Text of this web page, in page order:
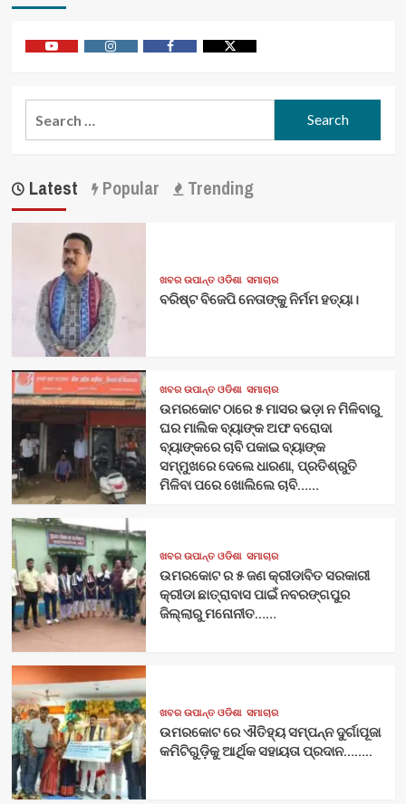
Latest Popular Trending
ଖବର ଉପାନ୍ତ ଓଡିଶା ସମାଚାର
ବରିଷ୍ଟ ବିଜେପି ନେତାଙ୍କୁ ନିର୍ମମ ହତ୍ୟା।
ଖବର ଉପାନ୍ତ ଓଡିଶା ସମାଚାର
ଉମରକୋଟ ଠାରେ ୫ ମାସର ଭଡ଼ା ନ ମିଳିବାରୁ
ଘର ମାଲିକ ବ୍ୟାଙ୍କ ଅଫ ବରୋଦା
ବ୍ୟାଙ୍କରେ ଚାବି ପକାଇ ବ୍ୟାଙ୍କ
ସମ୍ମୁଖରେ ଦେଲେ ଧାରଣା, ପ୍ରତିଶ୍ରୁତି
ମିଳିବା ପରେ ଖୋଲିଲେ ଚାବି……
ଖବର ଉପାନ୍ତ ଓଡିଶା ସମାଚାର
ଉମରକୋଟ ର ୫ ଜଣ କ୍ରୀଡାବିତ ସରକାରୀ
କ୍ରୀଡା ଛାତ୍ରାବାସ ପାଇଁ ନବରଙ୍ଗପୁର
ଜିଲ୍ଲାରୁ ମନୋନୀତ……
ଖବର ଉପାନ୍ତ ଓଡିଶା ସମାଚାର
ଉମରକୋଟ ରେ ଐତିହ୍ୟ ସମ୍ପନ୍ନ ଦୁର୍ଗାପୂଜା
କମିଟିଗୁଡ଼ିକୁ ଆର୍ଥିକ ସହାୟତା ପ୍ରଦାନ……..